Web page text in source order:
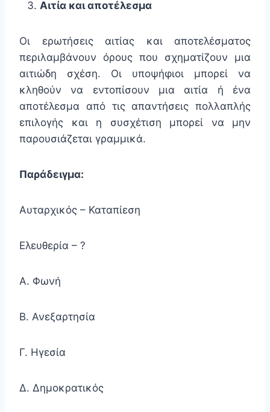
Αιτία και αποτέλεσμα
Οι ερωτήσεις αιτίας και αποτελέσματος
περιλαμβάνουν όρους που σχηματίζουν μια
αιτιώδη σχέση. Οι υποψήφιοι μπορεί να
κληθούν να εντοπίσουν μια αιτία ή ένα
αποτέλεσμα από τις απαντήσεις πολλαπλής
επιλογής και η συσχέτιση μπορεί να μην
παρουσιάζεται γραμμικά.
Παράδειγμα:
Αυταρχικός – Καταπίεση
Ελευθερία – ?
Α. Φωνή
Β. Ανεξαρτησία
Γ. Ηγεσία
Δ. Δημοκρατικός